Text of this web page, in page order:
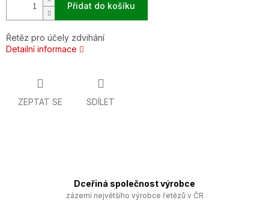
Přidat do košíku
Řetěz pro účely zdvihání
Detailní informace
ZEPTAT SE SDÍLET
Dceřiná společnost výrobce
zázemí největšího výrobce řetězů v ČR